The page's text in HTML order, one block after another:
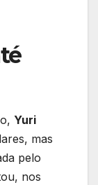
Yuri
mas
pelo
nos